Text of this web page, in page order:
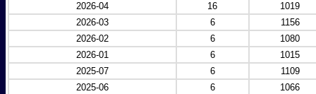
2026-04
16
1019
2026-03
6
1156
2026-02
6
1080
2026-01
6
1015
2025-07
6
1109
2025-06
6
1066